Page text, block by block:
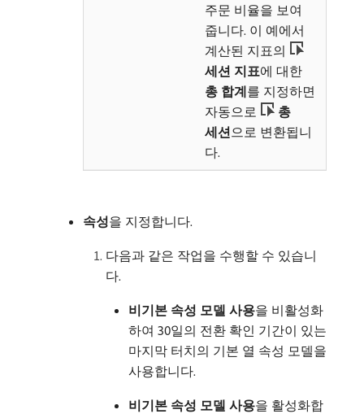
주문 비율을 보여
줍니다. 이 예에서
계산된 지표의
세션 지표​에 대한
총 합계​를 지정하면
자동으로
총
세션​으로 변환됩니
다.
속성​을 지정합니다.
다음과 같은 작업을 수행할 수 있습니
다.
비기본 속성 모델 사용​을 비활성화
하여 30일의 전환 확인 기간이 있는
마지막 터치의 기본 열 속성 모델을
사용합니다.
비기본 속성 모델 사용​을 활성화합